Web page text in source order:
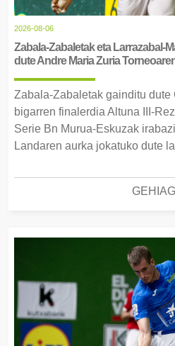
2026-08-06
Zabala-Zabaletak eta Larrazabal-
dute Andre Maria Zuria
Zabala-Zabaletak gainditu dute
bigarren finalerdia Altuna III-
Serie Bn Murua-Eskuzak
Landaren aurka jokatuko dute